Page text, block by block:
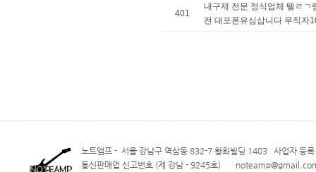
401
내구제 전문 정식업체 텔ㄹ
전 대포폰유심삽니다 무직자
노트앰프 - 서울 강남구 역삼동 832-7 황화빌딩 1403 사업자 등
통신판매업 신고번호 (제 강남 - 9245호)